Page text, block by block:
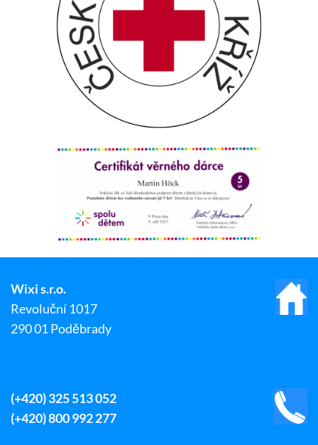
Wixi s.r.o.
Revoluční 1017
290 01 Poděbrady
(+420) 325 513 052
(+420) 800 992 277